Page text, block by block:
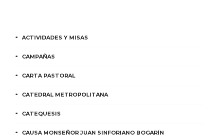
ACTIVIDADES Y MISAS
CAMPAÑAS
CARTA PASTORAL
CATEDRAL METROPOLITANA
CATEQUESIS
CAUSA MONSEÑOR JUAN SINFORIANO BOGARÍN